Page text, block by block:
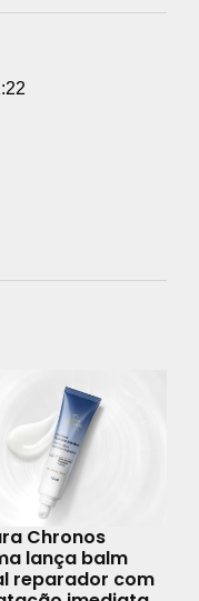
Chronos
lança balm
reparador com